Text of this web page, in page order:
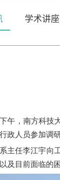
学术讲座
午，南方科技
政人员参加调研
主任李江宇向
及目前面临的